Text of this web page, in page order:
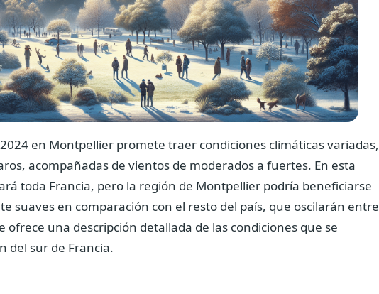
en Montpellier promete traer condiciones climáticas variadas,
acompañadas de vientos de moderados a fuertes. En esta
toda Francia, pero la región de Montpellier podría beneficiarse
suaves en comparación con el resto del país, que oscilarán entre
ofrece una descripción detallada de las condiciones que se
del sur de Francia.